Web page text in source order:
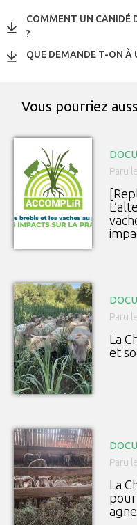
COMMENT UN CANIDÉ
?
QUE DEMANDE T-ON À
Vous pourriez
Paru
Paru
La
et
Paru
La